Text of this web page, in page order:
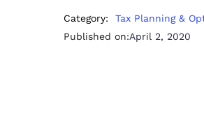
Category:
Tax Planning &
Published on:April 2, 2020